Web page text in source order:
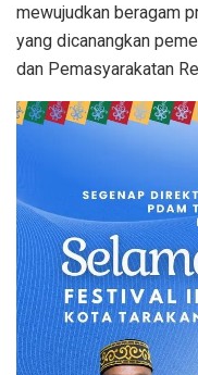
mewujudkan beragam
yang dicanangkan
dan Pemasyarakatan